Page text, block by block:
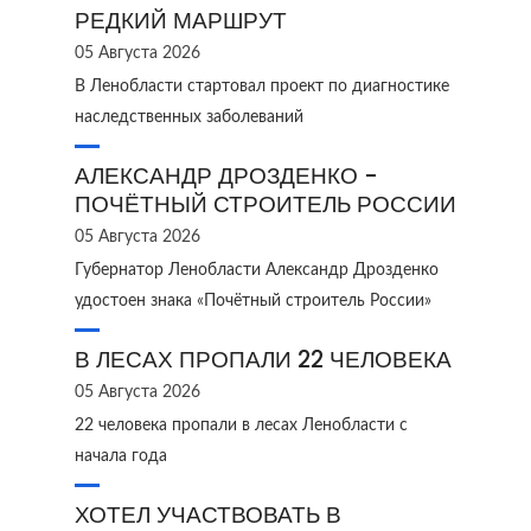
РЕДКИЙ МАРШРУТ
05 Августа 2026
В Ленобласти стартовал проект по диагностике
наследственных заболеваний
АЛЕКСАНДР ДРОЗДЕНКО -
ПОЧЁТНЫЙ СТРОИТЕЛЬ РОССИИ
05 Августа 2026
Губернатор Ленобласти Александр Дрозденко
удостоен знака «Почётный строитель России»
В ЛЕСАХ ПРОПАЛИ 22 ЧЕЛОВЕКА
05 Августа 2026
22 человека пропали в лесах Ленобласти с
начала года
ХОТЕЛ УЧАСТВОВАТЬ В